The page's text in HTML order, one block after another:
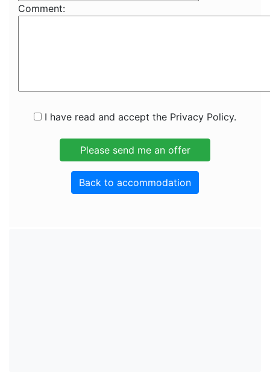
Comment:
I have read and accept the Privacy Policy.
Back to accommodation